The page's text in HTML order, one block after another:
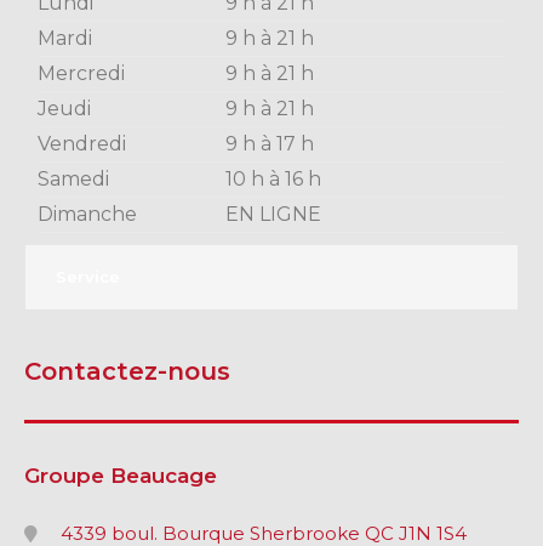
Mardi
9 h à 21 h
Mercredi
9 h à 21 h
Jeudi
9 h à 21 h
Vendredi
9 h à 17 h
Samedi
10 h à 16 h
Dimanche
EN LIGNE
Contactez-nous
Groupe Beaucage
4339 boul. Bourque Sherbrooke QC J1N 1S4